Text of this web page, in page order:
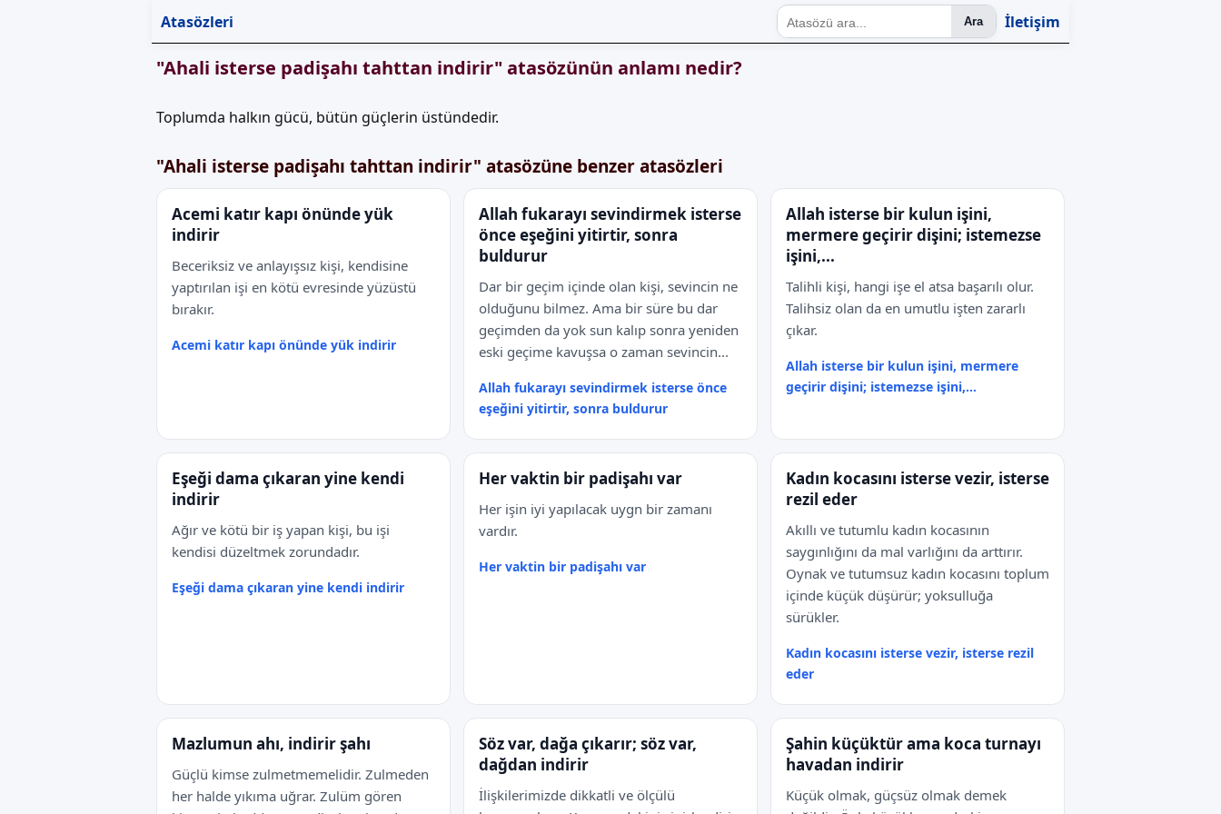
Atasözleri Ara İletişim
"Ahali isterse padişahı tahttan indirir" atasözünün anlamı nedir?
Toplumda halkın gücü, bütün güçlerin üstündedir.
"Ahali isterse padişahı tahttan indirir" atasözüne benzer atasözleri
Acemi katır kapı önünde yük
indirir
Beceriksiz ve anlayışsız kişi, kendisine
yaptırılan işi en kötü evresinde yüzüstü
bırakır.
Acemi katır kapı önünde yük indirir
Allah fukarayı sevindirmek isterse
önce eşeğini yitirtir, sonra
buldurur
Dar bir geçim içinde olan kişi, sevincin ne
olduğunu bilmez. Ama bir süre bu dar
geçimden da yok sun kalıp sonra yeniden
eski geçime kavuşsa o zaman sevincin...
Allah fukarayı sevindirmek isterse önce
eşeğini yitirtir, sonra buldurur
Allah isterse bir kulun işini,
mermere geçirir dişini; istemezse
işini,...
Talihli kişi, hangi işe el atsa başarılı olur.
Talihsiz olan da en umutlu işten zararlı
çıkar.
Allah isterse bir kulun işini, mermere
geçirir dişini; istemezse işini,...
Eşeği dama çıkaran yine kendi
indirir
Ağır ve kötü bir iş yapan kişi, bu işi
kendisi düzeltmek zorundadır.
Eşeği dama çıkaran yine kendi indirir
Her vaktin bir padişahı var
Her işin iyi yapılacak uygn bir zamanı
vardır.
Her vaktin bir padişahı var
Kadın kocasını isterse vezir, isterse
rezil eder
Akıllı ve tutumlu kadın kocasının
saygınlığını da mal varlığını da arttırır.
Oynak ve tutumsuz kadın kocasını toplum
içinde küçük düşürür; yoksulluğa
sürükler.
Kadın kocasını isterse vezir, isterse rezil
eder
Mazlumun ahı, indirir şahı
Güçlü kimse zulmetmemelidir. Zulmeden
her halde yıkıma uğrar. Zulüm gören
Söz var, dağa çıkarır; söz var,
dağdan indirir
İlişkilerimizde dikkatli ve ölçülü
Şahin küçüktür ama koca turnayı
havadan indirir
Küçük olmak, güçsüz olmak demek